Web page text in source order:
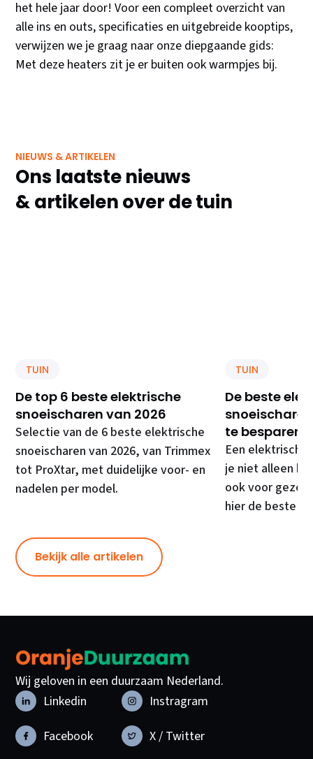
het hele jaar door! Voor een compleet overzicht van
alle ins en outs, specificaties en uitgebreide kooptips,
verwijzen we je graag naar onze diepgaande gids:
Met deze heaters zit je er buiten ook warmpjes bij.
NIEUWS & ARTIKELEN
Ons laatste nieuws
& artikelen over de tuin
TUIN
De top 6 beste elektrische
snoeischaren van 2026
Selectie van de 6 beste elektrische
snoeischaren van 2026, van Trimmex
tot ProXtar, met duidelijke voor- en
nadelen per model.
TUIN
De beste
te besparen
Een elektrische
je niet alleen
ook voor
hier de beste
Bekijk alle artikelen
Wij geloven in een duurzaam Nederland.
Linkedin
Instragram
Facebook
X / Twitter